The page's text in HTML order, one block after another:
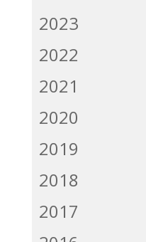
2023
2022
2021
2020
2019
2018
2017